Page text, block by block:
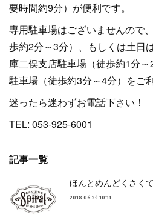
要時間約9分）が便利です。
専用駐車場はございませんので、
歩約2分～3分）、もしくは土日
庫二俣支店駐車場（徒歩約1分
駐車場（徒歩約3分～4分）をご
迷ったら迷わずお電話下さい！
TEL: 053-925-6001
記事一覧
ほんとめんどくさく
2018.06.24 10:11